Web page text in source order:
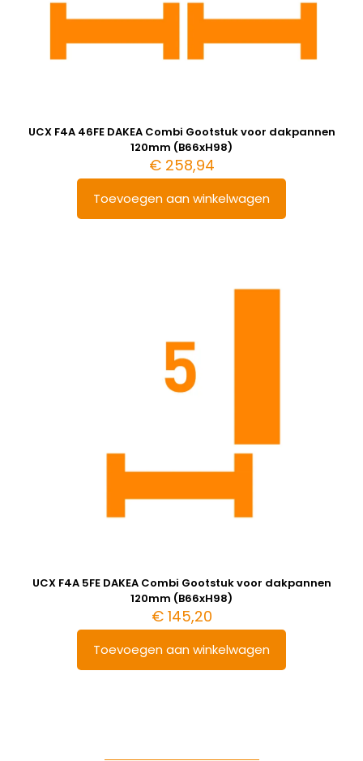
UCX F4A 46FE DAKEA Combi Gootstuk voor dakpannen
120mm (B66xH98)
€258,94
Toevoegen aan winkelwagen
UCX F4A 5FE DAKEA Combi Gootstuk voor dakpannen
120mm (B66xH98)
€145,20
Toevoegen aan winkelwagen